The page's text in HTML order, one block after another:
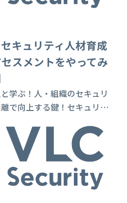
セキュリティ人材育成
スメントをやってみ
学ぶ！人・組織のセキュリ
で向上する鍵！セキュリ
◾️動画のご紹
として各方面で活躍されて
ラインさん、イッセイさん
VLCセキュリティが提供す
材アセスメントサービス」